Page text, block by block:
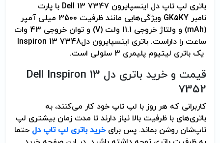
باتری لپ تاپ دل
با پارت
نامبر GK5KY
ویژگی‌هایی مانند ظرفیت 3500 میلی آمپر
(
mAh) و ولتاژ خروجی 11.1 ولت ( V
) و توان خروجی 43 وات
ساعت را داراست. باتری اینسپایرون دلInspiron 13 7348
یک باتری لیتیوم پلیمری 3 سلولی است
.
قیمت و خرید باتری دل Dell Inspiron 13
7352
کاربرانی که هر روز با لپ تاپ خود کار می‌کنند، به
باتری‌های با ظرفیت بالا نیاز دارند تا مدت زمان بیشتری لپ
تاپ‌شان روشن بماند. پس برایخرید باتری لپ تاپ دل حتما